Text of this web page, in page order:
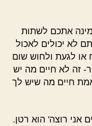
אתכם לשתות
לא יכולים לאכול
או לגעת ולחוש שום
זה לא חיים מה יש
חיים מה שיש לך
אני רוצה' הוא רטן.